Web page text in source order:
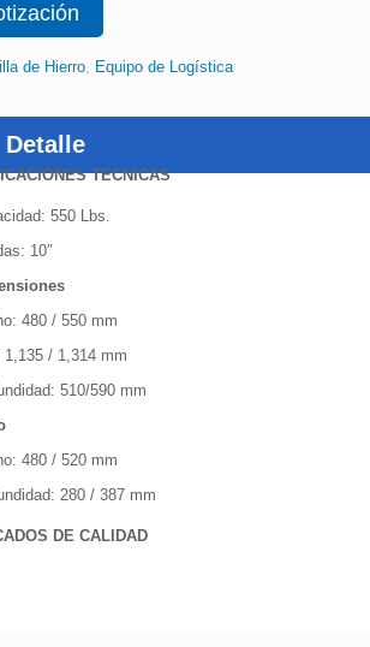
de Hierro, Equipo de Logística
Detalle
TÉCNICAS
550 Lbs.
10″
480 / 550 mm
1,135 / 1,314 mm
510/590 mm
480 / 520 mm
280 / 387 mm
DE CALIDAD